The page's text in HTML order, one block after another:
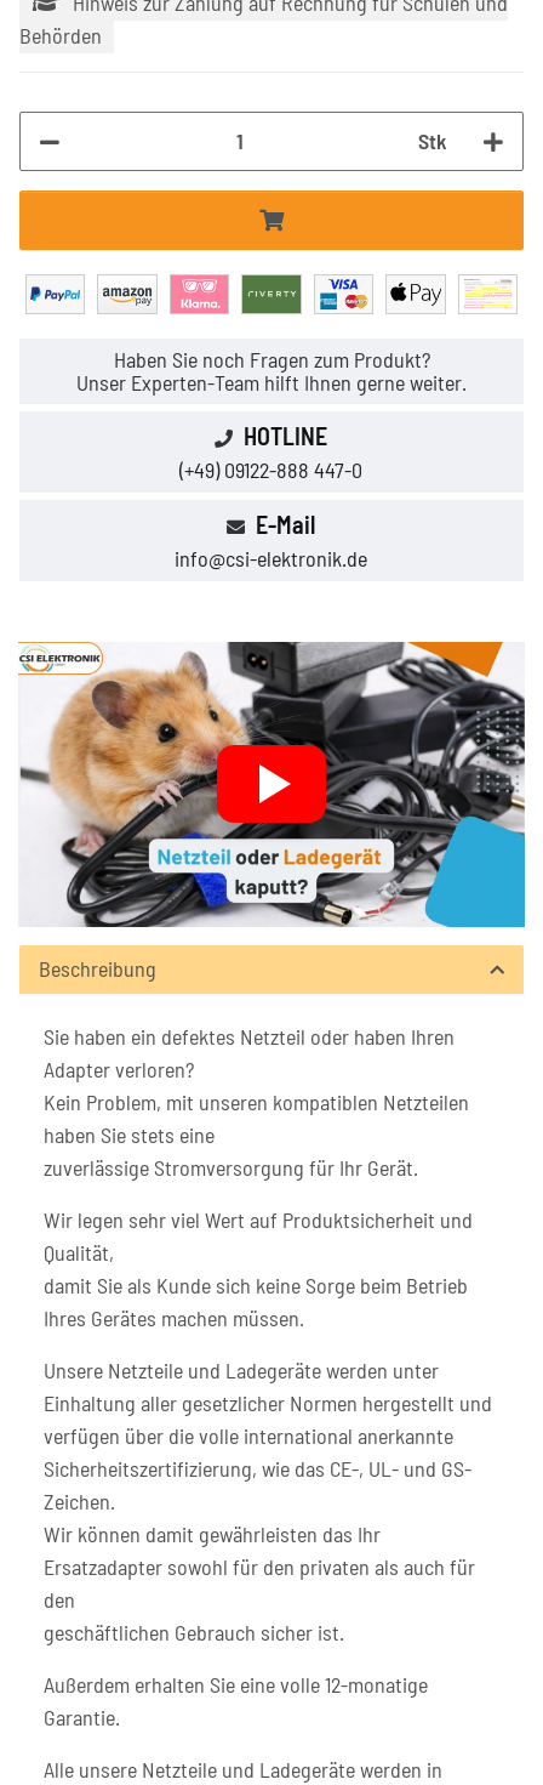
Behörden
Stk
Haben Sie noch Fragen zum Produkt?
Unser Experten-Team hilft Ihnen gerne weiter.
HOTLINE
(+49) 09122-888 447-0
E-Mail
info@csi-elektronik.de
Beschreibung
Sie haben ein defektes Netzteil oder haben Ihren
Adapter verloren?
Kein Problem, mit unseren kompatiblen Netzteilen
haben Sie stets eine
zuverlässige Stromversorgung für Ihr Gerät.
Wir legen sehr viel Wert auf Produktsicherheit und
Qualität,
damit Sie als Kunde sich keine Sorge beim Betrieb
Ihres Gerätes machen müssen.
Unsere Netzteile und Ladegeräte werden unter
Einhaltung aller gesetzlicher Normen hergestellt und
verfügen über die volle international anerkannte
Sicherheitszertifizierung, wie das CE-, UL- und GS-
Zeichen.
Wir können damit gewährleisten das Ihr
Ersatzadapter sowohl für den privaten als auch für
den
geschäftlichen Gebrauch sicher ist.
Außerdem erhalten Sie eine volle 12-monatige
Garantie.
Alle unsere Netzteile und Ladegeräte werden in